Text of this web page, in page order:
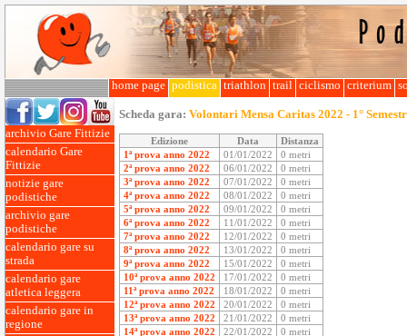
home page podistica triathlon trail ciclismo criterium
archivio Gare Fittizie
calendario Gare
Fittizie
notizie gare
podistiche
archivio gare
podistiche
calendario gare su
strada
calendario gare
atletica leggera
calendario gare in
regione
Scheda gara: Volontari Mensa Caritas 2022 - 1°
Edizione Data
Distanza
1ª prova anno 2022
01/01/2022
0 metri
2ª prova anno 2022
06/01/2022
0 metri
3ª prova anno 2022
07/01/2022
0 metri
4ª prova anno 2022
08/01/2022
0 metri
5ª prova anno 2022
09/01/2022
0 metri
6ª prova anno 2022
11/01/2022
0 metri
7ª prova anno 2022
12/01/2022
0 metri
8ª prova anno 2022
13/01/2022
0 metri
9ª prova anno 2022
15/01/2022
0 metri
10ª prova anno 2022
17/01/2022
0 metri
11ª prova anno 2022
18/01/2022
0 metri
12ª prova anno 2022
20/01/2022
0 metri
13ª prova anno 2022
21/01/2022
0 metri
14ª prova anno 2022
22/01/2022
0 metri